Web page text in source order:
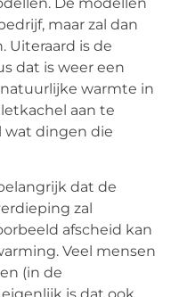
maar zal dan
Uiteraard is de
dat is weer een
warmte in
aan te
wat dingen die
dat de
zal
afscheid kan
Veel mensen
(in de